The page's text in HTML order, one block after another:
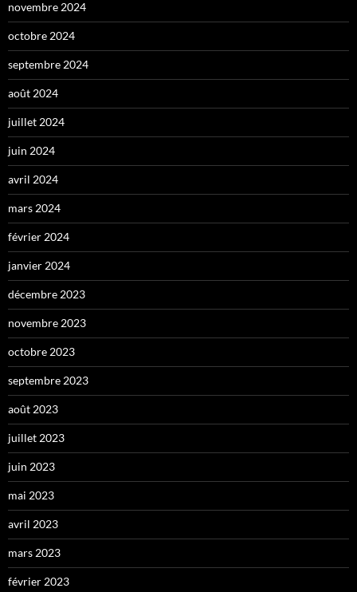
novembre 2024
octobre 2024
septembre 2024
août 2024
juillet 2024
juin 2024
avril 2024
mars 2024
février 2024
janvier 2024
décembre 2023
novembre 2023
octobre 2023
septembre 2023
août 2023
juillet 2023
juin 2023
mai 2023
avril 2023
mars 2023
février 2023